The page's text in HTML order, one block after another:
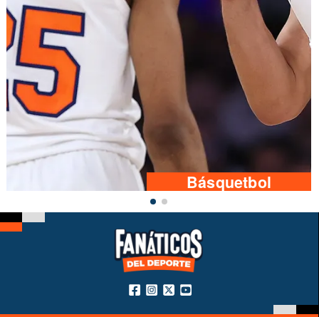
Básquetbol